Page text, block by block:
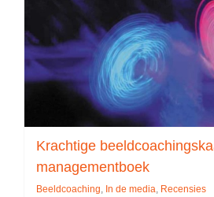
Krachtige
managementboek
Beeldcoaching, In de media, Recensies